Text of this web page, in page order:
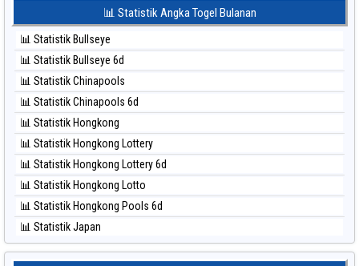
⚽ Bola Merah Taipei
⚽ Bola Merah Taiwan
⚽ Bola Hitam Korea
⚽ Bola Hitam Kuda Lari
⚽ Bola Hitam Magnum Cambodia
⚽ Bola Hitam Nagoya
⚽ Bola Hitam North Carolina Day
⚽ Bola Hitam Pcso
⚽ Bola Hitam Sao Paulo
⚽ Bola Hitam Singapore
⚽ Bola Hitam Sydney
⚽ Bola Hitam Sydney Lottery
⚽ Bola Hitam Sydney Lottery 6d
⚽ Bola Hitam Sydney Lotto
📊 Statistik Angka Togel Bulanan
📊 Statistik Bullseye
📊 Statistik Bullseye 6d
📊 Statistik Chinapools
📊 Statistik Chinapools 6d
📊 Statistik Hongkong
📊 Statistik Hongkong Lottery
📊 Statistik Hongkong Lottery 6d
📊 Statistik Hongkong Lotto
📊 Statistik Hongkong Pools 6d
📊 Statistik Japan
📊 Statistik Japan 6d